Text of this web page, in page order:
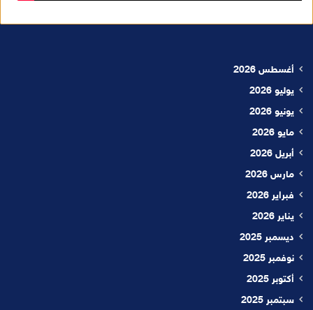
أغسطس 2026
يوليو 2026
يونيو 2026
مايو 2026
أبريل 2026
مارس 2026
فبراير 2026
يناير 2026
ديسمبر 2025
نوفمبر 2025
أكتوبر 2025
سبتمبر 2025